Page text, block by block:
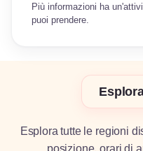
Più informazioni ha
puoi prendere.
Esplora tutte le regioni
posizione, orari di